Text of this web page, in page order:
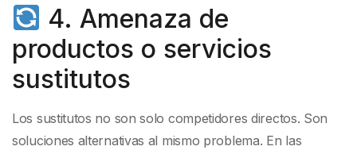
4. Amenaza de
productos o servicios
sustitutos
Los sustitutos no son solo competidores directos. Son
soluciones alternativas al mismo problema. En las